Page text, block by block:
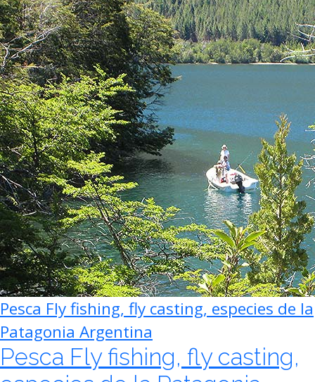
Pesca Fly fishing, fly casting, especies de la
Patagonia Argentina
Pesca Fly fishing, fly casting,